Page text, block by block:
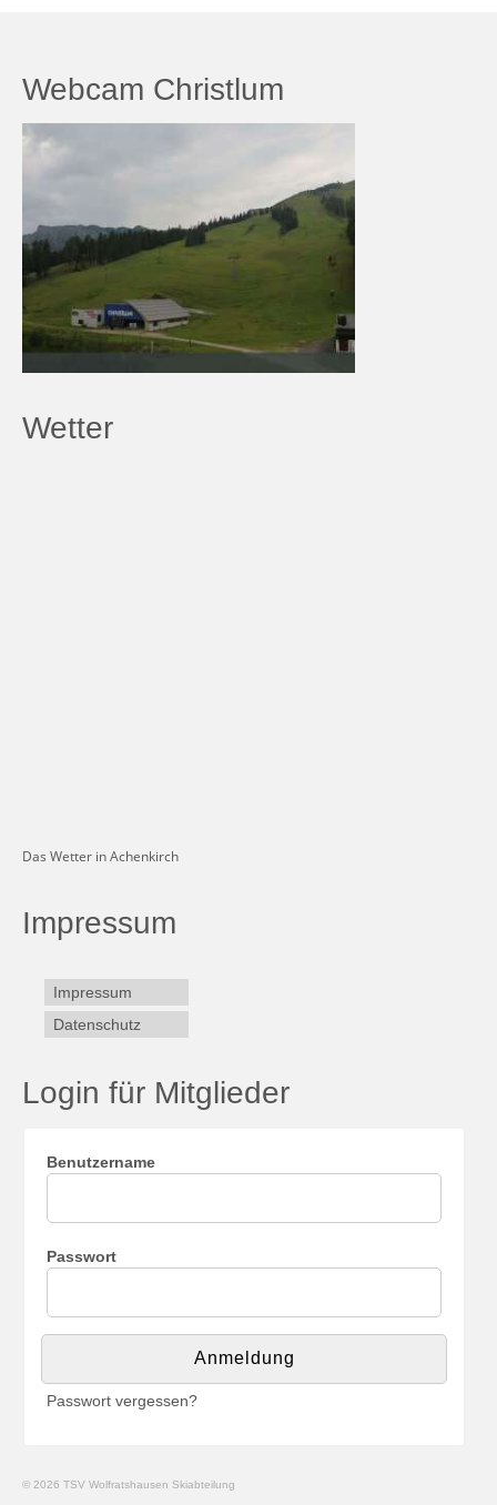
Webcam Christlum
Wetter
Das Wetter in Achenkirch
Impressum
Impressum
Datenschutz
Login für Mitglieder
Benutzername
Passwort
Passwort vergessen?
© 2026 TSV Wolfratshausen Skiabteilung